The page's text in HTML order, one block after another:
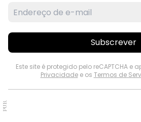
Subscrever
Este site é protegido pelo reCAPTCHA e
Privacidadee os Termos de
PUB.